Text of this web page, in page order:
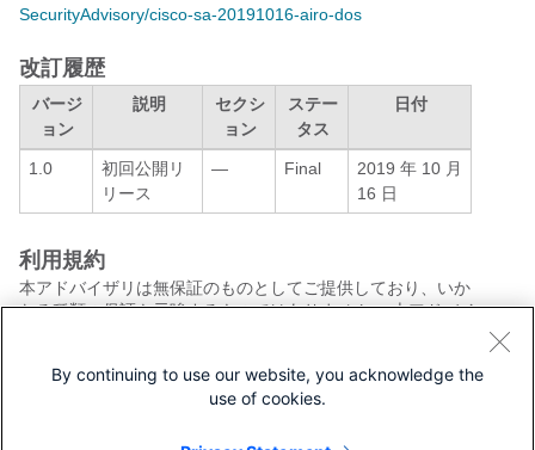
SecurityAdvisory/cisco-sa-20191016-airo-dos
改訂履歴
バージ
ョン
説明
セクシ
ョン
ステー
タス
日付
1.0
初回公開リ
リース
— Final
2019 年 10 月
16 日
利用規約
本アドバイザリは無保証のものとしてご提供しており、いか
なる種類の保証も示唆するものではありません。 本アドバイ
トの内容を予告なしに変更したり、更新したりする権利を有
By continuing to use our website, you acknowledge the
use of cookies.